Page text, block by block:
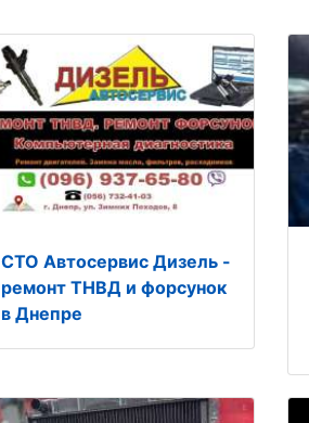
СТО Автосервис Дизель -
ремонт ТНВД и форсунок
в Днепре